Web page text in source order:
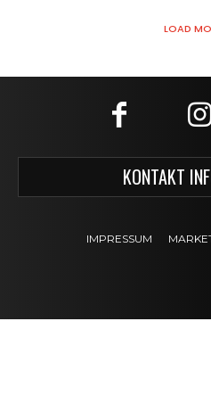
LOAD
KONTAKT
IMPRESSUM